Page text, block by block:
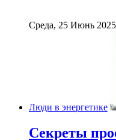
Среда, 25 Июнь
Люди в энергетике
Секреты